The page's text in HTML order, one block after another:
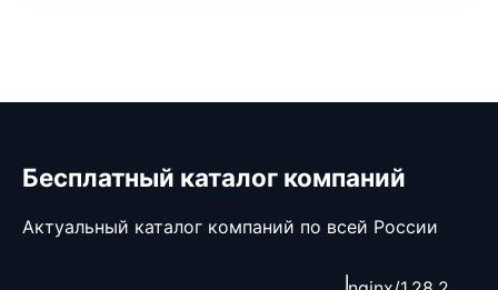
Бесплатный каталог компаний
Актуальный каталог компаний по всей России